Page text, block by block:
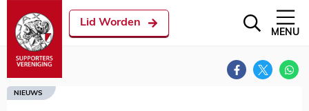
Lid Worden
MENU
NIEUWS